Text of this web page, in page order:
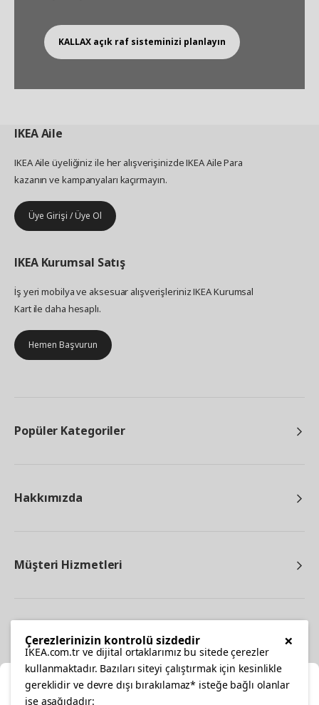
KALLAX açık raf sisteminizi planlayın
IKEAAile
IKEA Aile üyeliğiniz ile her alışverişinizde IKEA Aile Para
kazanın ve kampanyaları kaçırmayın.
Üye Girişi / Üye Ol
IKEA Kurumsal Satış
İş yeri mobilya ve aksesuar alışverişleriniz IKEA Kurumsal
Kart ile daha hesaplı.
Hemen Başvurun
Popüler Kategoriler
Hakkımızda
Müşteri Hizmetleri
×
Çerezlerinizin kontrolü sizdedir
IKEA.com.tr ve dijital ortaklarımız bu sitede çerezler
kullanmaktadır. Bazıları siteyi çalıştırmak için kesinlikle
gereklidir ve devre dışı bırakılamaz* isteğe bağlı olanlar
ise aşağıdadır: